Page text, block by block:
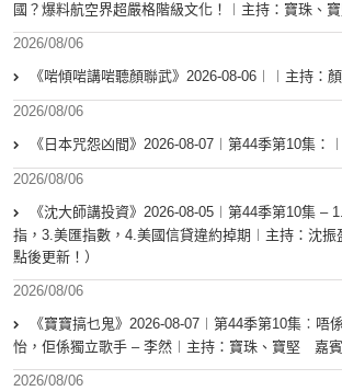
國？爆料航空界超嚴格階級文化！︱主持：寶珠、
2026/08/06
《啱傾啱講啱聽顏聯武》2026-08-06︱︱主持：
2026/08/06
《日本咒怨凶間》2026-08-07︱第44季第10集：
2026/08/06
《沈大師講投資》2026-08-05︱第44季第10集 –
指，3.美匯指數，4.美國信貸違約掉期︱主持：沈振
點後更新！）
2026/08/06
《寶寶搞乜鬼》2026-08-07︱第44季第10集︰唔
怡，佢係獨立歌手 – 李然︱主持：寶珠、寶堅 嘉
2026/08/06